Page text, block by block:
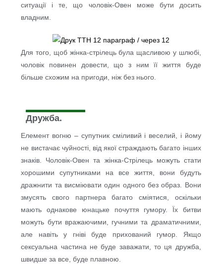
ситуації і те, що чоловік-Овен може бути досить
владним.
Для того, щоб жінка-стрілець була щасливою у шлюбі,
чоловік повинен довести, що з ним її життя буде
більше схожим на пригоди, ніж без нього.
Дружба.
Елемент вогню – супутник сміливий і веселий, і йому
не вистачає чуйності, від якої страждають багато інших
знаків. Чоловік-Овен та жінка-Стрілець можуть стати
хорошими супутниками на все життя, вони будуть
дражнити та висміювати один одного без образ. Вони
змусять свого партнера багато сміятися, оскільки
мають однакове юнацьке почуття гумору. Їх битви
можуть бути вражаючими, гучними та драматичними,
але навіть у гніві буде прихований гумор. Якщо
сексуальна частина не буде заважати, то ця дружба,
швидше за все, буде плавною.